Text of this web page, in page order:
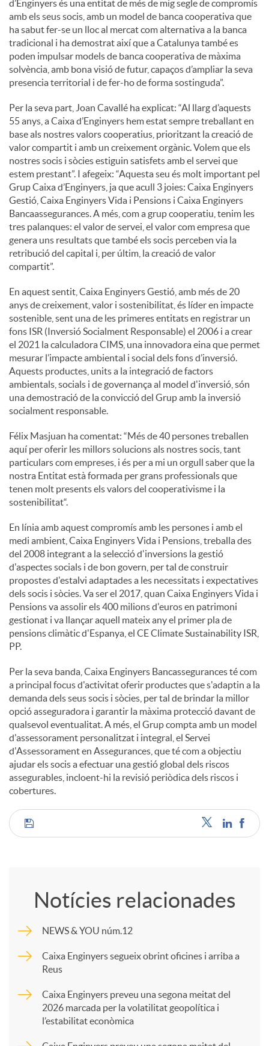
d’Enginyers és una entitat de més de mig segle de compromís
amb els seus socis, amb un model de banca cooperativa que
ha sabut fer-se un lloc al mercat com alternativa a la banca
tradicional i ha demostrat així que a Catalunya també es
poden impulsar models de banca cooperativa de màxima
solvència, amb bona visió de futur, capaços d’ampliar la seva
presencia territorial i de fer-ho de forma sostinguda”.
Per la seva part, Joan Cavallé ha explicat: “Al llarg d’aquests
55 anys, a Caixa d’Enginyers hem estat sempre treballant en
base als nostres valors cooperatius, prioritzant la creació de
valor compartit i amb un creixement orgànic. Volem que els
nostres socis i sòcies estiguin satisfets amb el servei que
estem prestant”. I afegeix: “Aquesta seu és molt important pel
Grup Caixa d’Enginyers, ja que acull 3 joies: Caixa Enginyers
Gestió, Caixa Enginyers Vida i Pensions i Caixa Enginyers
Bancaassegurances. A més, com a grup cooperatiu, tenim les
tres palanques: el valor de servei, el valor com empresa que
genera uns resultats que també els socis perceben via la
retribució del capital i, per últim, la creació de valor
compartit”.
En aquest sentit, Caixa Enginyers Gestió, amb més de 20
anys de creixement, valor i sostenibilitat, és líder en impacte
sostenible, sent una de les primeres entitats en registrar un
fons ISR (Inversió Socialment Responsable) el 2006 i a crear
el 2021 la calculadora CIMS, una innovadora eina que permet
mesurar l’impacte ambiental i social dels fons d’inversió.
Aquests productes, units a la integració de factors
ambientals, socials i de governança al model d'inversió, són
una demostració de la convicció del Grup amb la inversió
socialment responsable.
Félix Masjuan ha comentat: “Més de 40 persones treballen
aquí per oferir les millors solucions als nostres socis, tant
particulars com empreses, i és per a mi un orgull saber que la
nostra Entitat està formada per grans professionals que
tenen molt presents els valors del cooperativisme i la
sostenibilitat“.
En línia amb aquest compromís amb les persones i amb el
medi ambient, Caixa Enginyers Vida i Pensions, treballa des
del 2008 integrant a la selecció d'inversions la gestió
d'aspectes socials i de bon govern, per tal de construir
propostes d'estalvi adaptades a les necessitats i expectatives
dels socis i sòcies. Va ser el 2017, quan Caixa Enginyers Vida i
Pensions va assolir els 400 milions d'euros en patrimoni
gestionat i va llançar aquell mateix any el primer pla de
pensions climàtic d'Espanya, el CE Climate Sustainability ISR,
PP.
Per la seva banda, Caixa Enginyers Bancassegurances té com
a principal focus d'activitat oferir productes que s'adaptin a la
demanda dels seus socis i sòcies, per tal de brindar la millor
opció asseguradora i garantir la màxima protecció davant de
qualsevol eventualitat. A més, el Grup compta amb un model
d'assessorament personalitzat i integral, el Servei
d'Assessorament en Assegurances, que té com a objectiu
ajudar els socis a efectuar una gestió global dels riscos
assegurables, incloent-hi la revisió periòdica dels riscos i
cobertures.
C
p
a
Notícies relacionades
NEWS & YOU núm.12
Caixa Enginyers segueix obrint oficines i arriba a
Reus
Caixa Enginyers preveu una segona meitat del
2026 marcada per la volatilitat geopolítica i
l’estabilitat econòmica